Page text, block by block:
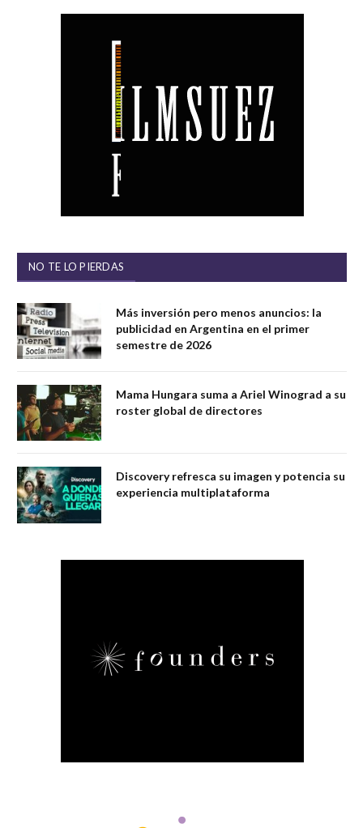
NO TE LO PIERDAS
Más inversión pero menos anuncios: la
publicidad en Argentina en el primer
semestre de 2026
Mama Hungara suma a Ariel Winograd a su
roster global de directores
Discovery refresca su imagen y potencia su
experiencia multiplataforma